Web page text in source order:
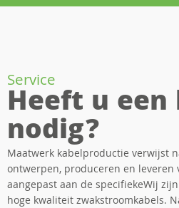
Service
Heeft u een
nodig?
Maatwerk kabelproductie verwijst
ontwerpen, produceren en leveren
aangepast aan de specifiekeWij
hoge kwaliteit zwakstroomkabels.